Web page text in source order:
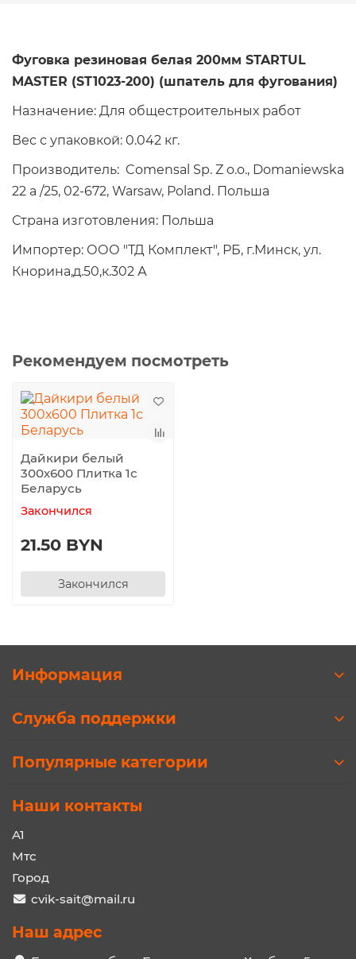
Фуговка резиновая белая 200мм STARTUL
MASTER (ST1023-200) (шпатель для фугования)
Назначение: Для общестроительных работ
Вес с упаковкой: 0.042 кг.
Производитель: Comensal Sp. Z o.o., Domaniewska
22 a /25, 02-672, Warsaw, Poland. Польша
Страна изготовления: Польша
Импортер: ООО "ТД Комплект", РБ, г.Минск, ул.
Кнорина,д.50,к.302 А
Рекомендуем посмотреть
Дайкири белый
300х600 Плитка 1с
Беларусь
Закончился
21.50 BYN
Закончился
Информация
Служба поддержки
Популярные категории
Наши контакты
A1
Мтс
Город
cvik-sait@mail.ru
Наш адрес